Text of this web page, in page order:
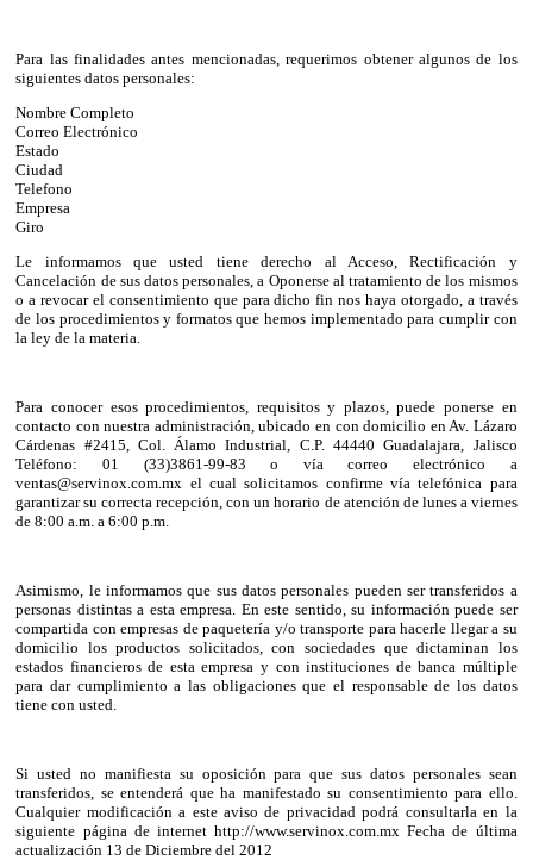
Para las finalidades antes mencionadas, requerimos obtener algunos de los
siguientes datos personales:
Nombre Completo
Correo Electrónico
Estado
Ciudad
Telefono
Empresa
Giro
Le informamos que usted tiene derecho al Acceso, Rectificación y
Cancelación de sus datos personales, a Oponerse al tratamiento de los mismos
o a revocar el consentimiento que para dicho fin nos haya otorgado, a través
de los procedimientos y formatos que hemos implementado para cumplir con
la ley de la materia.
Para conocer esos procedimientos, requisitos y plazos, puede ponerse en
contacto con nuestra administración, ubicado en con domicilio en Av. Lázaro
Cárdenas #2415, Col. Álamo Industrial, C.P. 44440 Guadalajara, Jalisco
Teléfono: 01 (33)3861-99-83 o vía correo electrónico a
ventas@servinox.com.mx el cual solicitamos confirme vía telefónica para
garantizar su correcta recepción, con un horario de atención de lunes a viernes
de 8:00 a.m. a 6:00 p.m.
Asimismo, le informamos que sus datos personales pueden ser transferidos a
personas distintas a esta empresa. En este sentido, su información puede ser
compartida con empresas de paquetería y/o transporte para hacerle llegar a su
domicilio los productos solicitados, con sociedades que dictaminan los
estados financieros de esta empresa y con instituciones de banca múltiple
para dar cumplimiento a las obligaciones que el responsable de los datos
tiene con usted.
Si usted no manifiesta su oposición para que sus datos personales sean
transferidos, se entenderá que ha manifestado su consentimiento para ello.
Cualquier modificación a este aviso de privacidad podrá consultarla en la
siguiente página de internet http://www.servinox.com.mx Fecha de última
actualización 13 de Diciembre del 2012